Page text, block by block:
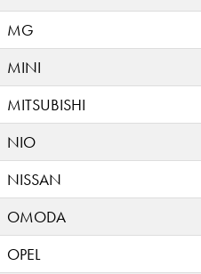
MG
MINI
MITSUBISHI
NIO
NISSAN
OMODA
OPEL